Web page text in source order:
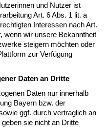
und Nutzer ist
Art. 6 Abs. 1 lit. a
Interessen nach Art.
wenn wir unsere Bekanntheit
steigern möchten oder
zur Verfügung
Daten an Dritte
Daten nur innerhalb
Bayern bzw. der
ggf. durch vertraglich an
sie nicht an Dritte